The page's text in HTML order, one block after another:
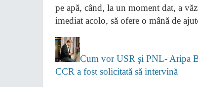
pe apă, când, la un moment dat, a
imediat acolo, să ofere o mână de
Cum vor USR şi PNL- Aripa
CCR a fost solicitată să intervină